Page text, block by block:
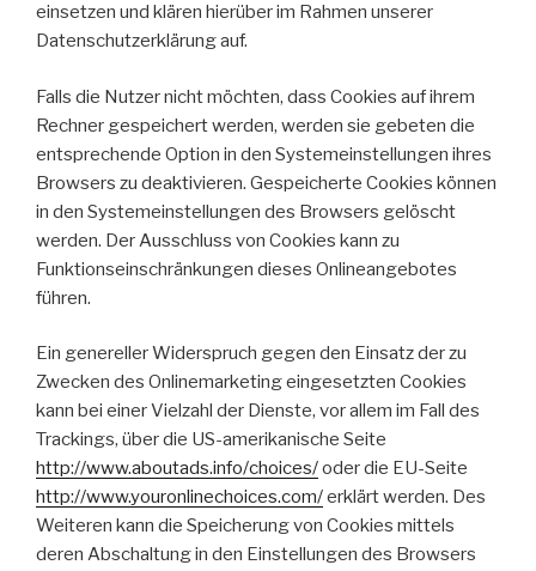
einsetzen und klären hierüber im Rahmen unserer
Datenschutzerklärung auf.
Falls die Nutzer nicht möchten, dass Cookies auf ihrem
Rechner gespeichert werden, werden sie gebeten die
entsprechende Option in den Systemeinstellungen ihres
Browsers zu deaktivieren. Gespeicherte Cookies können
in den Systemeinstellungen des Browsers gelöscht
werden. Der Ausschluss von Cookies kann zu
Funktionseinschränkungen dieses Onlineangebotes
führen.
Ein genereller Widerspruch gegen den Einsatz der zu
Zwecken des Onlinemarketing eingesetzten Cookies
kann bei einer Vielzahl der Dienste, vor allem im Fall des
Trackings, über die US-amerikanische Seite
http://www.aboutads.info/choices/oder die EU-Seite
http://www.youronlinechoices.com/erklärt werden. Des
Weiteren kann die Speicherung von Cookies mittels
deren Abschaltung in den Einstellungen des Browsers